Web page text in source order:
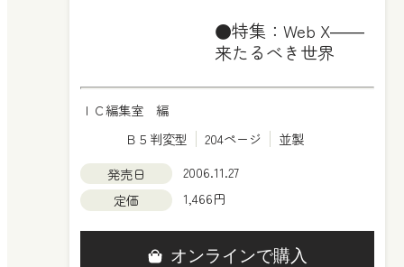
●特集：Web X――
来たるべき世界
ＩＣ編集室 編
Ｂ５判変型
204ページ
並製
発売日
2006.11.27
定価
1,466円
オンラインで購入